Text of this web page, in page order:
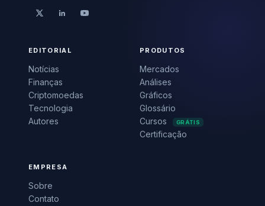
EDITORIAL
Notícias
Finanças
Criptomoedas
Tecnologia
Autores
PRODUTOS
Mercados
Análises
Gráficos
Glossário
Cursos
GRÁTIS
Certificação
EMPRESA
Sobre
Contato